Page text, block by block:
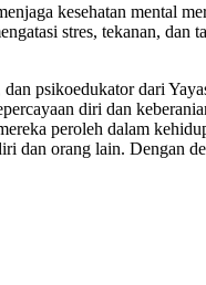
kesehatan mental
stres, tekanan, dan
psikoedukator dari
diri dan
peroleh dalam
dan orang lain. Dengan